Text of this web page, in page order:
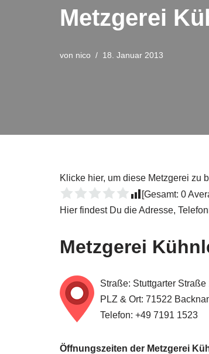
Metzgerei
von nico 18. Januar 2013
Klicke hier, um diese Metzgerei zu
[Gesamt: 0
Hier findest Du die Adresse,
Metzgerei
Straße: Stuttgarter Straße
PLZ & Ort: 71522
Telefon: +49 7191 1523
Öffnungszeiten der Metzgerei